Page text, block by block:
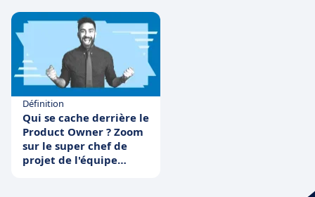
Définition
Qui se cache derrière le
Product Owner ? Zoom
sur le super chef de
projet de l'équipe